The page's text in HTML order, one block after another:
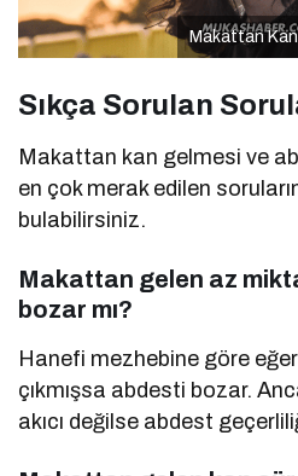
Makattan
Sıkça Sorulan
Makattan kan gelmesi ve
en çok merak edilen
bulabilirsiniz.
Makattan gelen az
bozar mı?
Hanefi mezhebine göre eğer
çıkmışsa abdesti bozar.
akıcı değilse abdest